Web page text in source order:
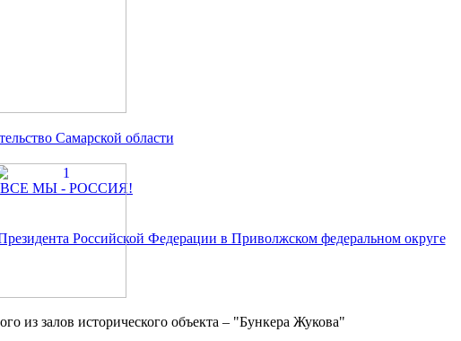
из залов исторического объекта – "Бункера Жукова"